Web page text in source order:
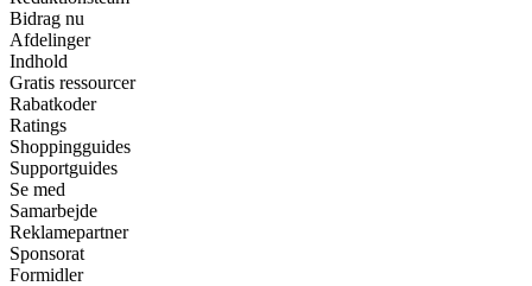
Bidrag nu
Afdelinger
Indhold
Gratis ressourcer
Rabatkoder
Ratings
Shoppingguides
Supportguides
Se med
Samarbejde
Reklamepartner
Sponsorat
Formidler